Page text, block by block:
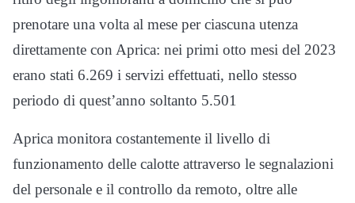
prenotare una volta al mese per ciascuna utenza
direttamente con Aprica: nei primi otto mesi del 2023
erano stati 6.269 i servizi effettuati, nello stesso
periodo di quest’anno soltanto 5.501
Aprica monitora costantemente il livello di
funzionamento delle calotte attraverso le segnalazioni
del personale e il controllo da remoto, oltre alle